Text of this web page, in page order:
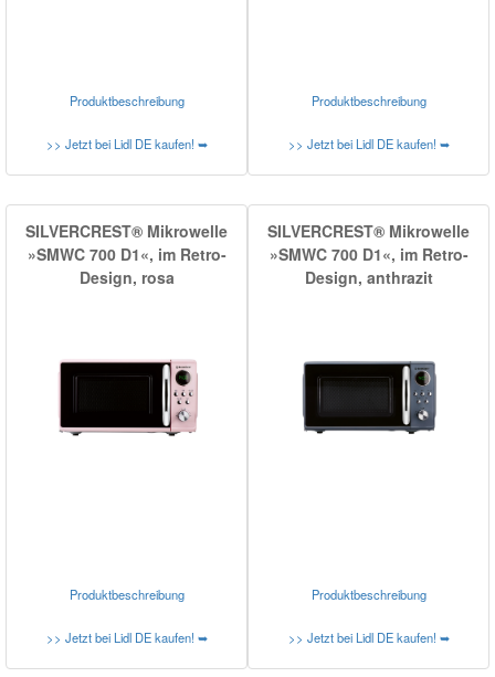
Produktbeschreibung
>> Jetzt bei Lidl DE kaufen! ➥
Produktbeschreibung
>> Jetzt bei Lidl DE kaufen! ➥
SILVERCREST® Mikrowelle
»SMWC 700 D1«, im Retro-
Design, rosa
Produktbeschreibung
>> Jetzt bei Lidl DE kaufen! ➥
SILVERCREST® Mikrowelle
»SMWC 700 D1«, im Retro-
Design, anthrazit
Produktbeschreibung
>> Jetzt bei Lidl DE kaufen! ➥